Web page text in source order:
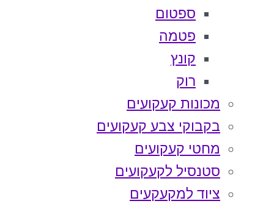
ספטום
פטמה
קונץ
רוק
מכונות קעקועים
בקבוקי צבע קעקועים
מחטי קעקועים
סטנסיל לקעקועים
ציוד למקעקעים